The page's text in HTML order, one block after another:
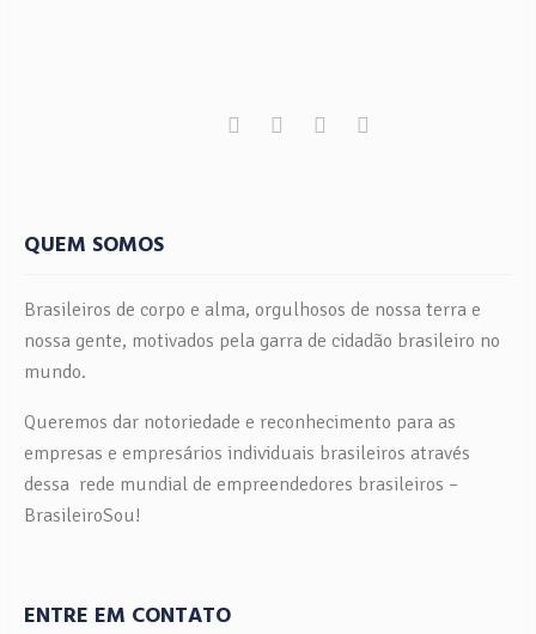
QUEM SOMOS
Brasileiros de corpo e alma, orgulhosos de nossa terra e
nossa gente, motivados pela garra de cidadão brasileiro no
mundo.
Queremos dar notoriedade e reconhecimento para as
empresas e empresários individuais brasileiros através
dessa rede mundial de empreendedores brasileiros –
BrasileiroSou!
ENTRE EM CONTATO